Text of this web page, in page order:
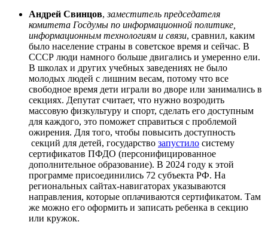
Андрей Свинцов,заместитель председателя
комитета Госдумы по информационной политике,
информационным технологиям и связи, сравнил, каким
было население страны в советское время и сейчас. В
СССР люди намного больше двигались и умеренно ели.
В школах и других учебных заведениях не было
молодых людей с лишним весам, потому что все
свободное время дети играли во дворе или занимались в
секциях. Депутат считает, что нужно возродить
массовую физкультуру и спорт, сделать его доступным
для каждого, это поможет справиться с проблемой
ожирения. Для того, чтобы повысить доступность
секций для детей, государство запустило систему
сертификатов ПФДО (персонифицированное
дополнительное образование). В 2024 году к этой
программе присоединились 72 субъекта РФ. На
региональных сайтах-навигаторах указываются
направления, которые оплачиваются сертификатом. Там
же можно его оформить и записать ребенка в секцию
или кружок.